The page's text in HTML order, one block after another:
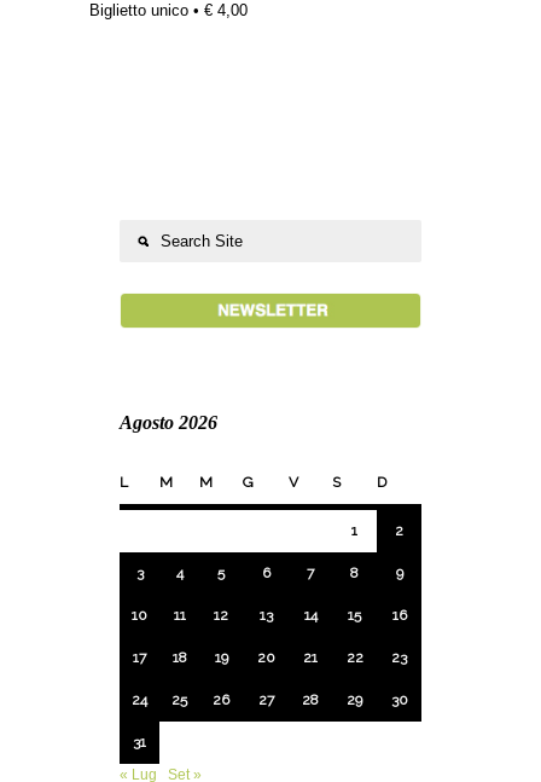
Biglietto unico • € 4,00
Agosto 2026
L M M G V S D
1 2
3 4 5 6 7 8 9
10 11 12 13 14 15 16
17 18 19 20 21 22 23
24 25 26 27 28 29 30
31
« Lug
Set »